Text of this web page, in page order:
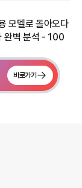
모델로 돌아오다
완벽 분석 - 100
바로가기